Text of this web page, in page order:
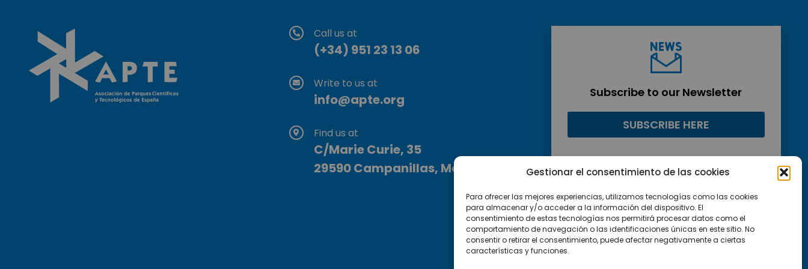
Gestionar el consentimiento de las cookies
Para ofrecer las mejores experiencias, utilizamos tecnologías como las cookies
para almacenar y/o acceder a la información del dispositivo. El
consentimiento de estas tecnologías nos permitirá procesar datos como el
comportamiento de navegación o las identificaciones únicas en este sitio. No
consentir o retirar el consentimiento, puede afectar negativamente a ciertas
características y funciones.
Call us at
(+34) 951 23 13 06
Write to us at
info@apte.org
Find us at
C/Marie Curie, 35
29590 Campanillas, Málaga
Subscribe to our Newsletter
SUBSCRIBE HERE